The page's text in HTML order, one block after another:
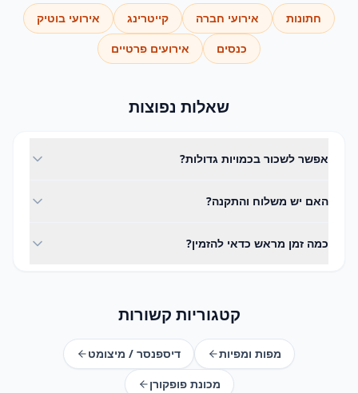
חתונות אירועי חברה קייטרינג
אירועי בוטיק
כנסים
אירועים פרטיים
שאלות נפוצות
אפשר לשכור בכמויות גדולות?
בהצעת המחיר ונאשר זמינות.
האם יש משלוח והתקנה?
בתיאום מראש למועד האירוע.
כמה זמן מראש כדאי להזמין?
קטגוריות קשורות
מפות ומפיות
דיספנסר / מיצומט
מכונת פופקורן